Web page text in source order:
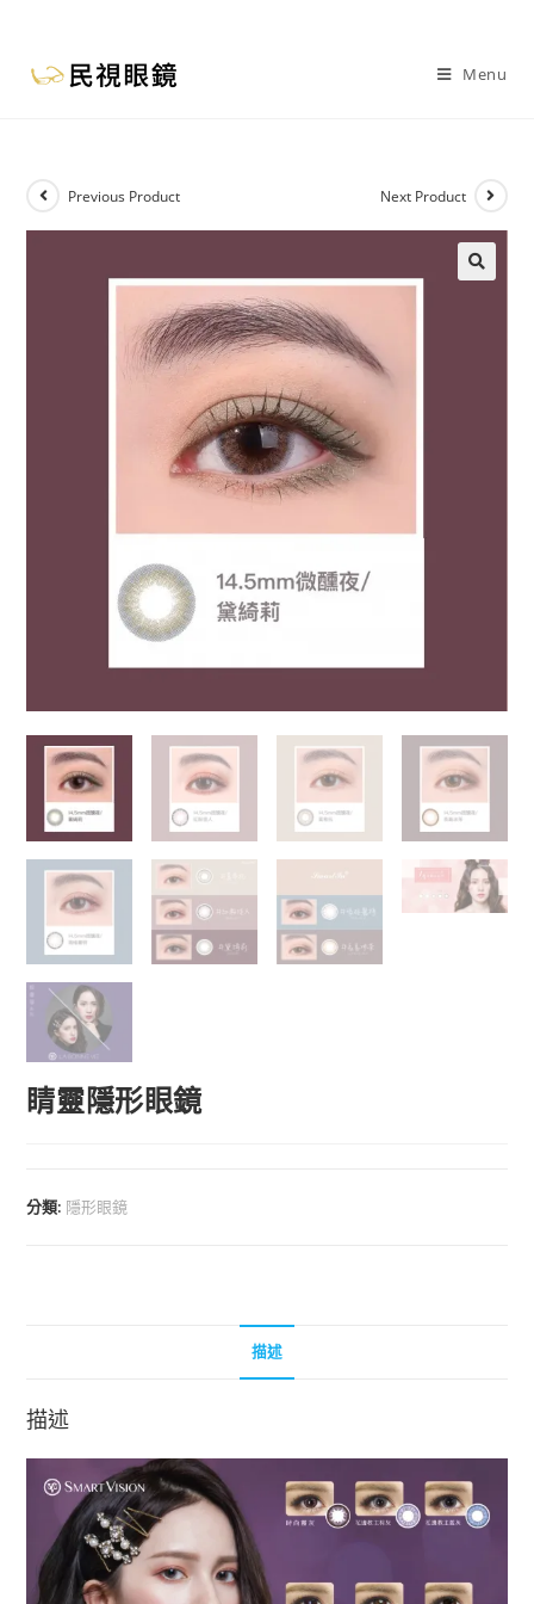
Menu
Previous Product Next Product
睛靈隱形眼鏡
分類: 隱形眼鏡
描述
描述